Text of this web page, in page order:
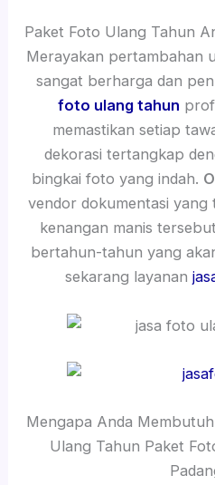
Paket Foto Ulang Tahun
Merayakan pertambahan
sangat berharga dan
foto ulang tahun
memastikan setiap
dekorasi tertangkap
bingkai foto yang indah.
vendor dokumentasi
kenangan manis
bertahun-tahun yang
sekarang layanan
Mengapa Anda
Ulang Tahun Paket